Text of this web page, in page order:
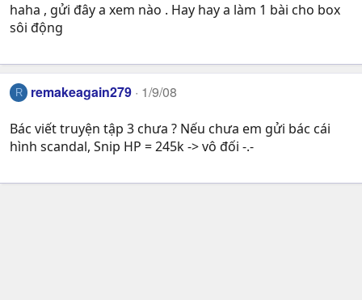
haha , gửi đây a xem nào . Hay hay a làm 1 bài cho box
sôi động
R remakeagain279 1/9/08
Bác viết truyện tập 3 chưa ? Nếu chưa em gửi bác cái
hình scandal, Snip HP = 245k -> vô đối -.-